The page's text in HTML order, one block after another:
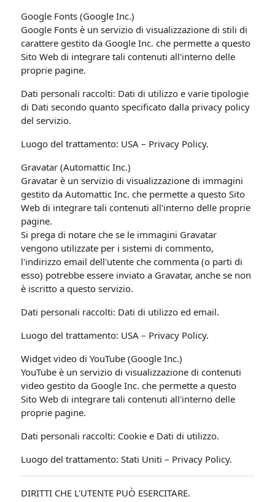
Google Fonts (Google Inc.)
Google Fonts è un servizio di visualizzazione di stili di
carattere gestito da Google Inc. che permette a questo
Sito Web di integrare tali contenuti all'interno delle
proprie pagine.
Dati personali raccolti: Dati di utilizzo e varie tipologie
di Dati secondo quanto specificato dalla privacy policy
del servizio.
Luogo del trattamento: USA – Privacy Policy.
Gravatar (Automattic Inc.)
Gravatar è un servizio di visualizzazione di immagini
gestito da Automattic Inc. che permette a questo Sito
Web di integrare tali contenuti all'interno delle proprie
pagine.
Si prega di notare che se le immagini Gravatar
vengono utilizzate per i sistemi di commento,
l'indirizzo email dell'utente che commenta (o parti di
esso) potrebbe essere inviato a Gravatar, anche se non
è iscritto a questo servizio.
Dati personali raccolti: Dati di utilizzo ed email.
Luogo del trattamento: USA – Privacy Policy.
Widget video di YouTube (Google Inc.)
YouTube è un servizio di visualizzazione di contenuti
video gestito da Google Inc. che permette a questo
Sito Web di integrare tali contenuti all'interno delle
proprie pagine.
Dati personali raccolti: Cookie e Dati di utilizzo.
Luogo del trattamento: Stati Uniti – Privacy Policy.
DIRITTI CHE L'UTENTE PUÒ ESERCITARE.